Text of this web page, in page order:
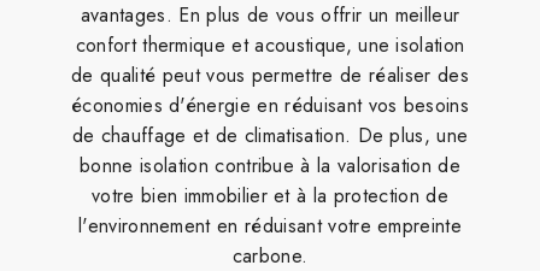
avantages. En plus de vous offrir un meilleur
confort thermique et acoustique, une isolation
de qualité peut vous permettre de réaliser des
économies d'énergie en réduisant vos besoins
de chauffage et de climatisation. De plus, une
bonne isolation contribue à la valorisation de
votre bien immobilier et à la protection de
l'environnement en réduisant votre empreinte
carbone.